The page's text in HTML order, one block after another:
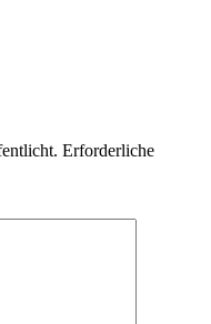
Erforderliche